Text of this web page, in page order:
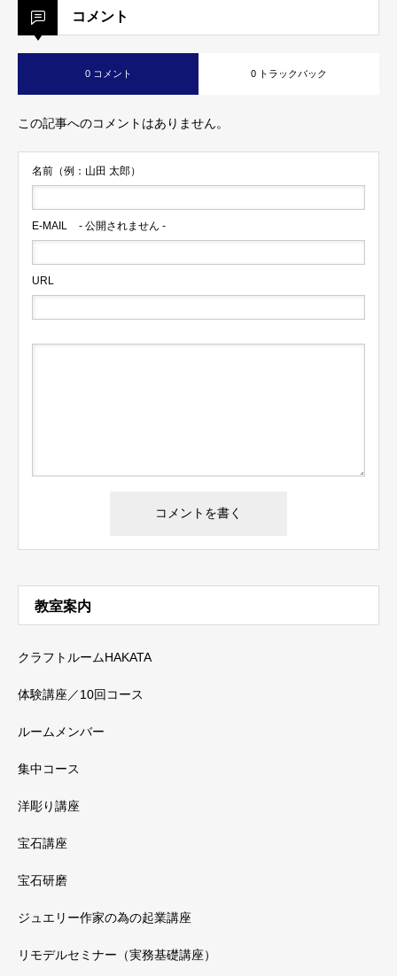
コメント
0 コメント 0 トラックバック
この記事へのコメントはありません。
名前（例：山田 太郎）
E-MAIL - 公開されません -
URL
教室案内
クラフトルームHAKATA
体験講座／10回コース
ルームメンバー
集中コース
洋彫り講座
宝石講座
宝石研磨
ジュエリー作家の為の起業講座
リモデルセミナー（実務基礎講座）